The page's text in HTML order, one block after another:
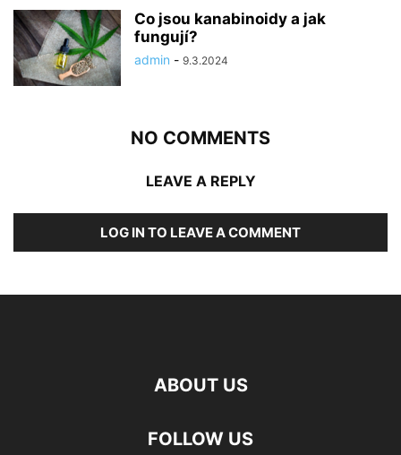
Co jsou kanabinoidy a jak
fungují?
admin - 9.3.2024
NO COMMENTS
LEAVE A REPLY
LOG IN TO LEAVE A COMMENT
ABOUT US
FOLLOW US